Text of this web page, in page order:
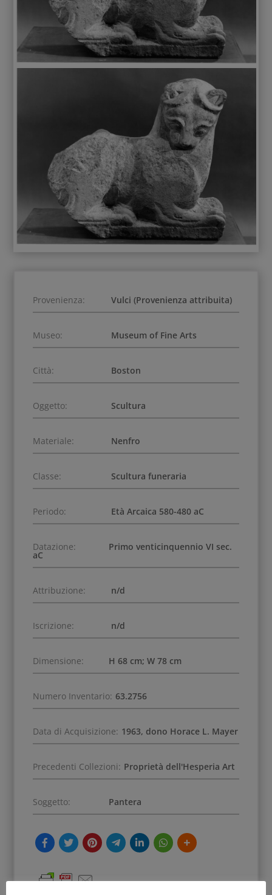
Provenienza: Vulci (Provenienza attribuita)
Museo: Museum of Fine Arts
Città: Boston
Oggetto: Scultura
Materiale: Nenfro
Classe: Scultura funeraria
Periodo: Età Arcaica 580-480 aC
Datazione: Primo venticinquennio VI sec.
aC
Attribuzione: n/d
Iscrizione: n/d
Dimensione: H 68 cm; W 78 cm
Numero Inventario: 63.2756
Data di Acquisizione: 1963, dono Horace L. Mayer
Precedenti Collezioni: Proprietà dell'Hesperia Art
Soggetto: Pantera